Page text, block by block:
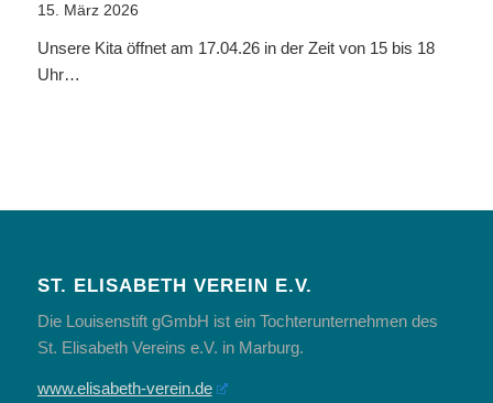
15. März 2026
Unsere Kita öffnet am 17.04.26 in der Zeit von 15 bis 18
Uhr…
ST. ELISABETH VEREIN E.V.
Die Louisenstift gGmbH ist ein Tochterunternehmen des
St. Elisabeth Vereins e.V. in Marburg.
www.elisabeth-verein.de